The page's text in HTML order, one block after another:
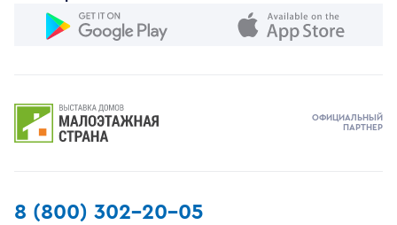
8 (800) 302-20-05
ОФИЦИАЛЬНЫЙ
ПАРТНЕР